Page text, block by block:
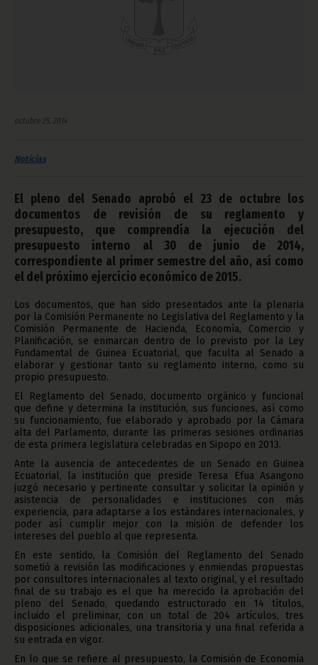
octubre 25, 2014
Noticias
El pleno del Senado aprobó el 23 de octubre los
documentos de revisión de su reglamento y
presupuesto, que comprendía la ejecución del
presupuesto interno al 30 de junio de 2014,
correspondiente al primer semestre del año, así como
el del próximo ejercicio económico de 2015.
Los documentos, que han sido presentados ante la plenaria
por la Comisión Permanente no Legislativa del Reglamento y la
Comisión Permanente de Hacienda, Economía, Comercio y
Planificación, se enmarcan dentro de lo previsto por la Ley
Fundamental de Guinea Ecuatorial, que faculta al Senado a
elaborar y gestionar tanto su reglamento interno, como su
propio presupuesto.
El Reglamento del Senado, documento orgánico y funcional
que define y determina la institución, sus funciones, así como
su funcionamiento, fue elaborado y aprobado por la Cámara
alta del Parlamento, durante las primeras sesiones ordinarias
de esta primera legislatura celebradas en Sipopo en 2013.
Ante la ausencia de antecedentes de un Senado en Guinea
Ecuatorial, la institución que preside Teresa Efua Asangono
juzgó necesario y pertinente consultar y solicitar la opinión y
asistencia de personalidades e instituciones con más
experiencia, para adaptarse a los estándares internacionales, y
poder así cumplir mejor con la misión de defender los
intereses del pueblo al que representa.
En este sentido, la Comisión del Reglamento del Senado
sometió a revisión las modificaciones y enmiendas propuestas
por consultores internacionales al texto original, y el resultado
final de su trabajo es el que ha merecido la aprobación del
pleno del Senado, quedando estructurado en 14 títulos,
incluido el preliminar, con un total de 204 artículos, tres
disposiciones adicionales, una transitoria y una final referida a
su entrada en vigor.
En lo que se refiere al presupuesto, la Comisión de Economía